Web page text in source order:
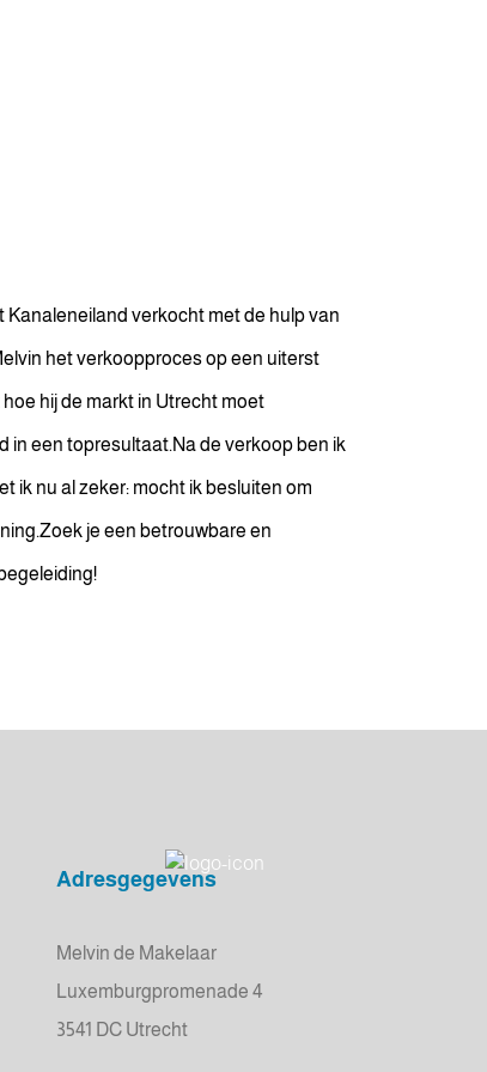
Kanaleneiland verkocht met de hulp van
het verkoopproces op een uiterst
hij de markt in Utrecht moet
in een topresultaat.Na de verkoop ben ik
ik nu al zeker: mocht ik besluiten om
je een betrouwbare en
Adresgegevens
Melvin de Makelaar
Luxemburgpromenade 4
3541 DC Utrecht